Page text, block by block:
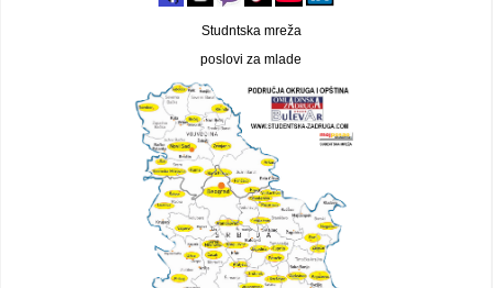
Studntska mreža
poslovi za mlade